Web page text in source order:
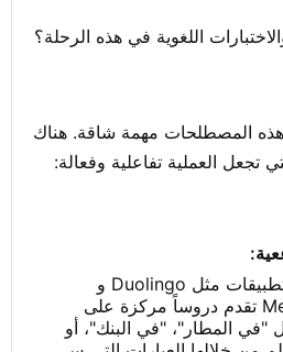
اللغوية في هذه الرحلة؟
المصطلحات مهمة شاقة. هناك
تجعل العملية تفاعلية وفعالة:
تطبيقات مثل Duolingo و
Babbel و Memrise تقدم دروساً مركزة على
المطار"، "في البنك"، أو